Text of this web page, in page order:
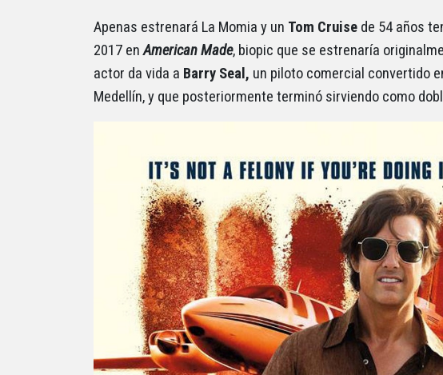
Apenas estrenará La Momia y un Tom Cruise de 54 años
2017 enAmerican Made, biopic que se estrenaría
actor da vida a Barry Seal, un piloto comercial convertido
Medellín, y que posteriormente terminó sirviendo como